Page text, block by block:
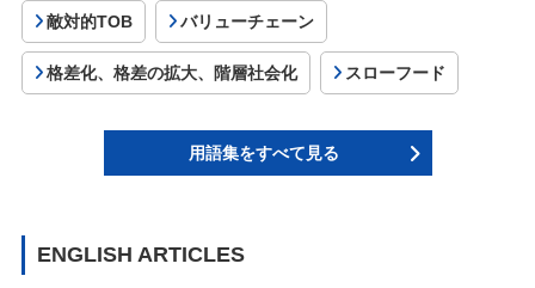
敵対的TOB バリューチェーン
格差化、格差の拡大、階層社会化 スローフード
用語集をすべて見る
ENGLISH ARTICLES